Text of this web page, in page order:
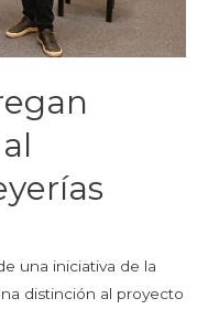
una iniciativa de la
distinción al proyecto